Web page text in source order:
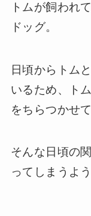
トムが飼われ
ドッグ。
日頃からトム
いるため、ト
をちらつかせ
そんな日頃の
ってしまうよ